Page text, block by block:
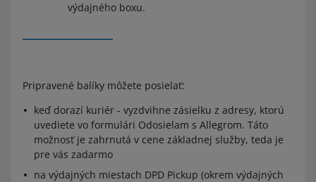
výdajného boxu.
Pripravené balíky môžete posielať:
keď dorazí kuriér - vyzdvihne zásielku z adresy, ktorú
uvediete vo formulári Odosielam s Allegrom. Táto
možnosť je zahrnutá v cene základnej služby, teda je
pre vás zadarmo
na výdajných miestach DPD Pickup (okrem výdajných